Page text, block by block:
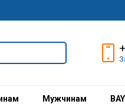
Мужчинам